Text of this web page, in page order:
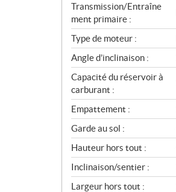
Transmission/Entraîne
ment primaire :
Type de moteur :
Angle d’inclinaison :
Capacité du réservoir à
carburant :
Empattement :
Garde au sol :
Hauteur hors tout :
Inclinaison/sentier :
Largeur hors tout :